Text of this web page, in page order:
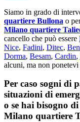
Siamo in grado di
quartiere Bullona o
Milano quartiere
cancello che può essere
Nice, Fadini, Ditec,
Dorma, Besam, Cardin,
alcuni, ma non
Per caso sogni di
situazioni di
o se hai bisogno
Milano quartiere